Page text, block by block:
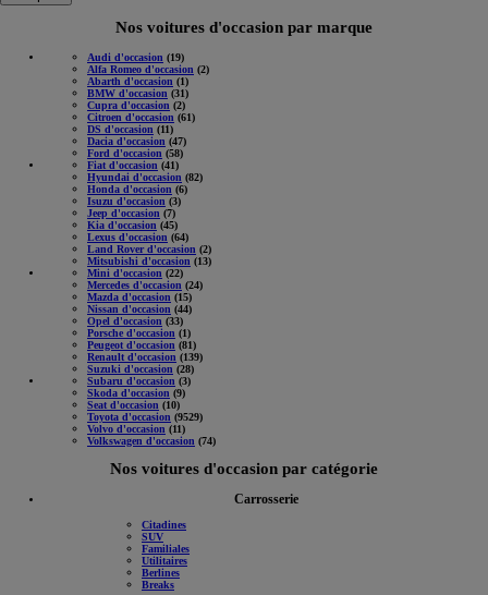
Nos voitures d'occasion par marque
Audi d'occasion (19)
Alfa Romeo d'occasion (2)
Abarth d'occasion (1)
BMW d'occasion (31)
Cupra d'occasion (2)
Citroen d'occasion (61)
DS d'occasion (11)
Dacia d'occasion (47)
Ford d'occasion (58)
Fiat d'occasion (41)
Hyundai d'occasion (82)
Honda d'occasion (6)
Isuzu d'occasion (3)
Jeep d'occasion (7)
Kia d'occasion (45)
Lexus d'occasion (64)
Land Rover d'occasion (2)
Mitsubishi d'occasion (13)
Mini d'occasion (22)
Mercedes d'occasion (24)
Mazda d'occasion (15)
Nissan d'occasion (44)
Opel d'occasion (33)
Porsche d'occasion (1)
Peugeot d'occasion (81)
Renault d'occasion (139)
Suzuki d'occasion (28)
Subaru d'occasion (3)
Skoda d'occasion (9)
Seat d'occasion (10)
Toyota d'occasion (9529)
Volvo d'occasion (11)
Volkswagen d'occasion (74)
Nos voitures d'occasion par catégorie
Carrosserie
Citadines
SUV
Familiales
Utilitaires
Berlines
Breaks